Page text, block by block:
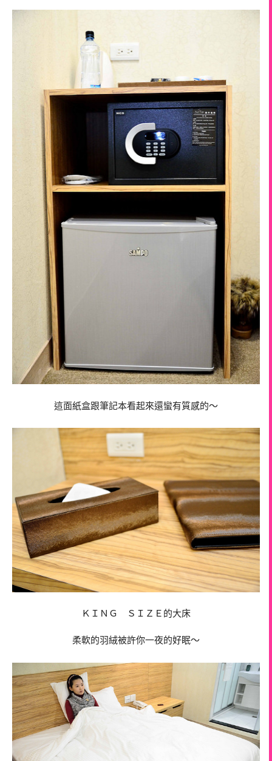
這面紙盒跟筆記本看起來還蠻有質感的～
ＫＩＮＧ ＳＩＺＥ的大床
柔軟的羽絨被許你一夜的好眠～